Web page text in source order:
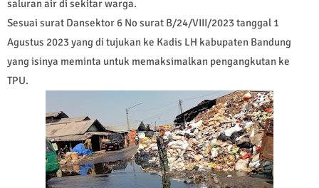
saluran air di sekitar warga.
Sesuai surat Dansektor 6 No surat B/24/VIII/2023 tanggal 1
Agustus 2023 yang di tujukan ke Kadis LH kabupaten Bandung
yang isinya meminta untuk memaksimalkan pengangkutan ke
TPU.